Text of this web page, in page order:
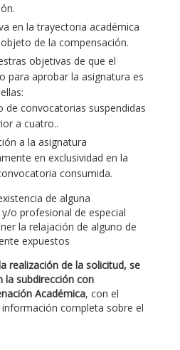
en la trayectoria académica
de la compensación.
objetivas de que el
para aprobar la asignatura es
de convocatorias suspendidas
a cuatro..
a la asignatura
en exclusividad en la
consumida.
de alguna
o profesional de especial
la relajación de alguno de
expuestos
realización de la solicitud, se
la subdirección con
Académica, con el
completa sobre el